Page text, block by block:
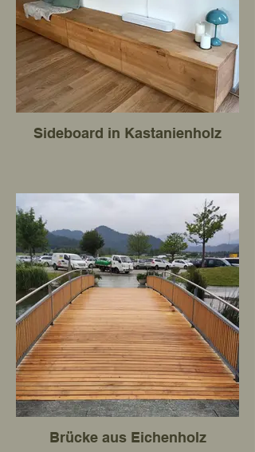
Sideboard in Kastanienholz
Brücke aus Eichenholz